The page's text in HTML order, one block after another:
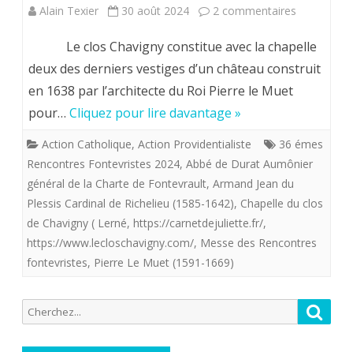
Alain Texier 30 août 2024 2 commentaires
Approches
la
de
Le clos Chavigny constitue avec la chapelle
deux des derniers vestiges d’un château construit
en 1638 par l’architecte du Roi Pierre le Muet
pour… Cliquez pour lire davantage »
Action Catholique, Action Providentialiste
36 émes
Rencontres Fontevristes 2024, Abbé de Durat Aumônier
général de la Charte de Fontevrault, Armand Jean du
Plessis Cardinal de Richelieu (1585-1642), Chapelle du clos
de Chavigny ( Lerné, https://carnetdejuliette.fr/,
https://www.lecloschavigny.com/, Messe des Rencontres
fontevristes, Pierre Le Muet (1591-1669)
Recherche
pour: